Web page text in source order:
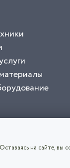
.
на сайте, вы